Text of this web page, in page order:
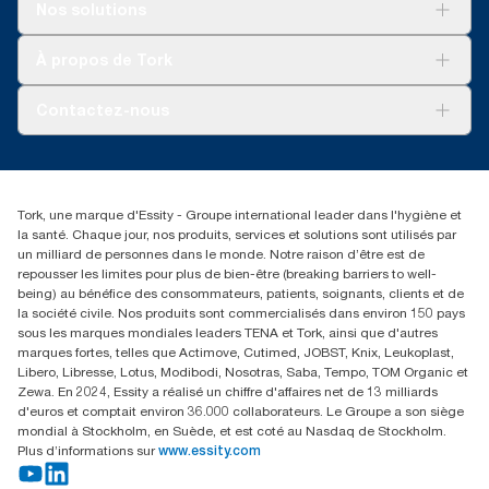
qualité combinées avec des données de consommation.
01 85 07 92 00
Tork, une marque d'Essity - Groupe international leader dans l'hygiène et
la santé. Chaque jour, nos produits, services et solutions sont utilisés par
un milliard de personnes dans le monde. Notre raison d’être est de
repousser les limites pour plus de bien-être (breaking barriers to well-
being) au bénéfice des consommateurs, patients, soignants, clients et de
la société civile. Nos produits sont commercialisés dans environ 150 pays
sous les marques mondiales leaders TENA et Tork, ainsi que d'autres
marques fortes, telles que Actimove, Cutimed, JOBST, Knix, Leukoplast,
Libero, Libresse, Lotus, Modibodi, Nosotras, Saba, Tempo, TOM Organic et
Zewa. En 2024, Essity a réalisé un chiffre d'affaires net de 13 milliards
d'euros et comptait environ 36.000 collaborateurs. Le Groupe a son siège
mondial à Stockholm, en Suède, et est coté au Nasdaq de Stockholm.
Plus d’informations sur www.essity.com